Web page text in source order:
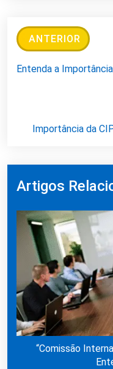
ANTERIOR
Entenda a
Importância da
Artigos
“Comissão